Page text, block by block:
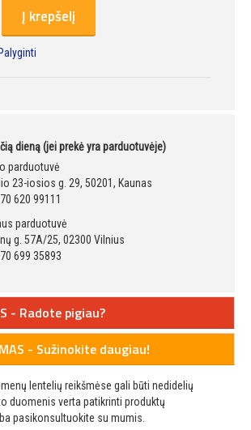
Į krepšelį
Palyginti
dieną (jei prekė yra parduotuvėje)
parduotuvė
23-iosios g. 29, 50201, Kaunas
620 99111
parduotuvė
g. 57A/25, 02300 Vilnius
699 35893
- Radote pigiau?
- Sužinokite daugiau!
lentelių reikšmėse gali būti nedidelių
duomenis verta patikrinti produktų
pasikonsultuokite su mumis.